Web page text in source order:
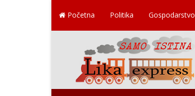
Početna Politika Gospodarstvo